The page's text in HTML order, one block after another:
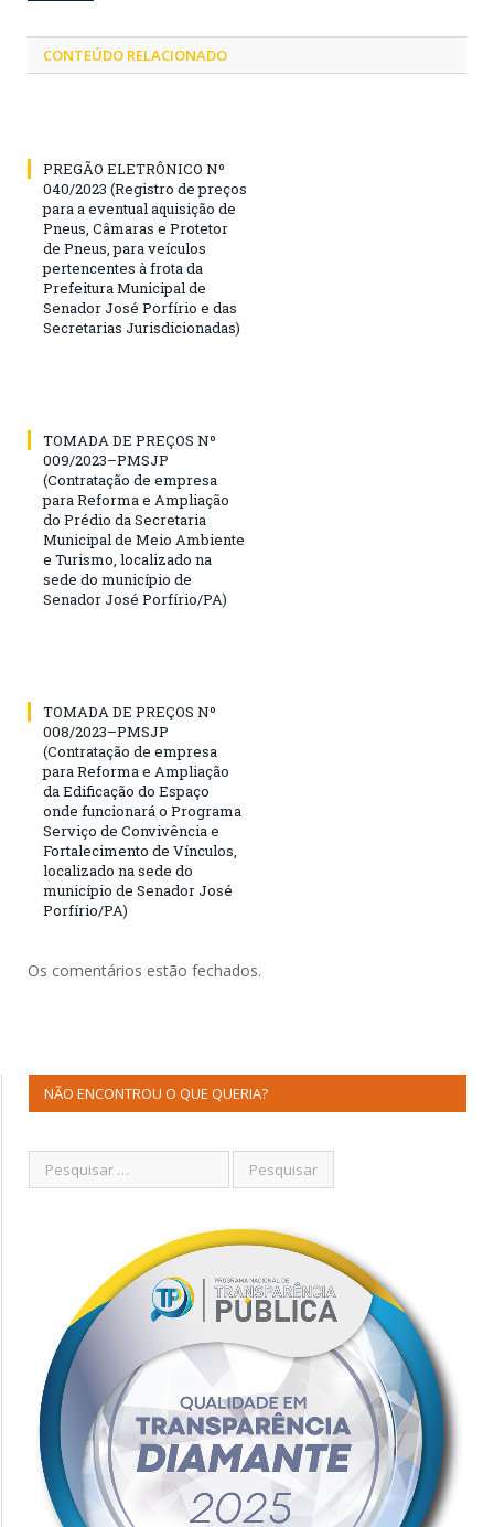
CONTEÚDO RELACIONADO
PREGÃO ELETRÔNICO Nº
040/2023 (Registro de preços
para a eventual aquisição de
Pneus, Câmaras e Protetor
de Pneus, para veículos
pertencentes à frota da
Prefeitura Municipal de
Senador José Porfírio e das
Secretarias Jurisdicionadas)
TOMADA DE PREÇOS Nº
009/2023–PMSJP
(Contratação de empresa
para Reforma e Ampliação
do Prédio da Secretaria
Municipal de Meio Ambiente
e Turismo, localizado na
sede do município de
Senador José Porfírio/PA)
TOMADA DE PREÇOS Nº
008/2023–PMSJP
(Contratação de empresa
para Reforma e Ampliação
da Edificação do Espaço
onde funcionará o Programa
Serviço de Convivência e
Fortalecimento de Vínculos,
localizado na sede do
município de Senador José
Porfírio/PA)
Os comentários estão fechados.
NÃO ENCONTROU O QUE QUERIA?